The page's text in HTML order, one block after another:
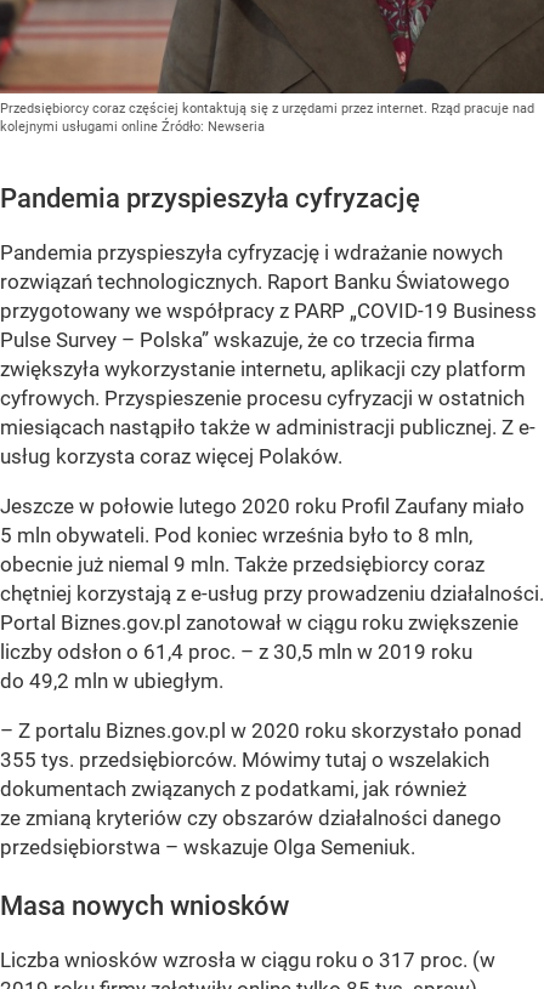
Przedsiębiorcy coraz częściej kontaktują się z urzędami przez internet. Rząd pracuje nad
kolejnymi usługami online Źródło: Newseria
Pandemia przyspieszyła cyfryzację
Pandemia przyspieszyła cyfryzację i wdrażanie nowych
rozwiązań technologicznych. Raport Banku Światowego
przygotowany we współpracy z PARP „COVID-19 Business
Pulse Survey – Polska” wskazuje, że co trzecia firma
zwiększyła wykorzystanie internetu, aplikacji czy platform
cyfrowych. Przyspieszenie procesu cyfryzacji w ostatnich
miesiącach nastąpiło także w administracji publicznej. Z e-
usług korzysta coraz więcej Polaków.
Jeszcze w połowie lutego 2020 roku Profil Zaufany miało
5 mln obywateli. Pod koniec września było to 8 mln,
obecnie już niemal 9 mln. Także przedsiębiorcy coraz
chętniej korzystają z e-usług przy prowadzeniu działalności.
Portal Biznes.gov.pl zanotował w ciągu roku zwiększenie
liczby odsłon o 61,4 proc. – z 30,5 mln w 2019 roku
do 49,2 mln w ubiegłym.
– Z portalu Biznes.gov.pl w 2020 roku skorzystało ponad
355 tys. przedsiębiorców. Mówimy tutaj o wszelakich
dokumentach związanych z podatkami, jak również
ze zmianą kryteriów czy obszarów działalności danego
przedsiębiorstwa – wskazuje Olga Semeniuk.
Masa nowych wniosków
Liczba wniosków wzrosła w ciągu roku o 317 proc. (w